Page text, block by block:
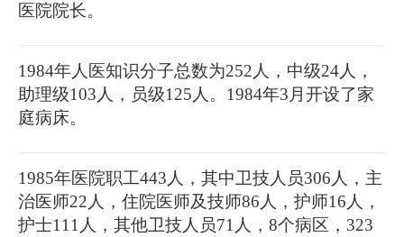
医院院长。
1984年人医知识分子总数为252人，中级24人，
助理级103人，员级125人。1984年3月开设了家
庭病床。
1985年医院职工443人，其中卫技人员306人，主
治医师22人，住院医师及技师86人，护师16人，
护士111人，其他卫技人员71人，8个病区，323